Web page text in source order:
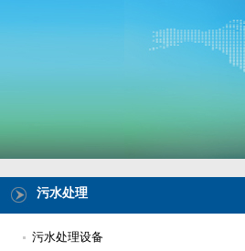
污水处理
污水处理设备